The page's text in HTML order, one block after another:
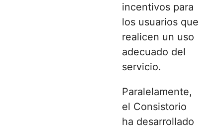
incentivos para
los usuarios que
realicen un uso
adecuado del
servicio.
Paralelamente,
el Consistorio
ha desarrollado